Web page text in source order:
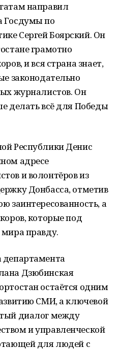
направил
Госдумы по
Сергей Боярский. Он
грамотно
и вся страна знает,
законодательно
журналистов. Он
делать всё для Победы
Республики Денис
адресе
и волонтёров из
Донбасса, отметив
заинтересованность, а
которые под
правду.
департамента
Дзюбинская
остаётся одним
СМИ, а ключевой
диалог между
и управленческой
для людей с